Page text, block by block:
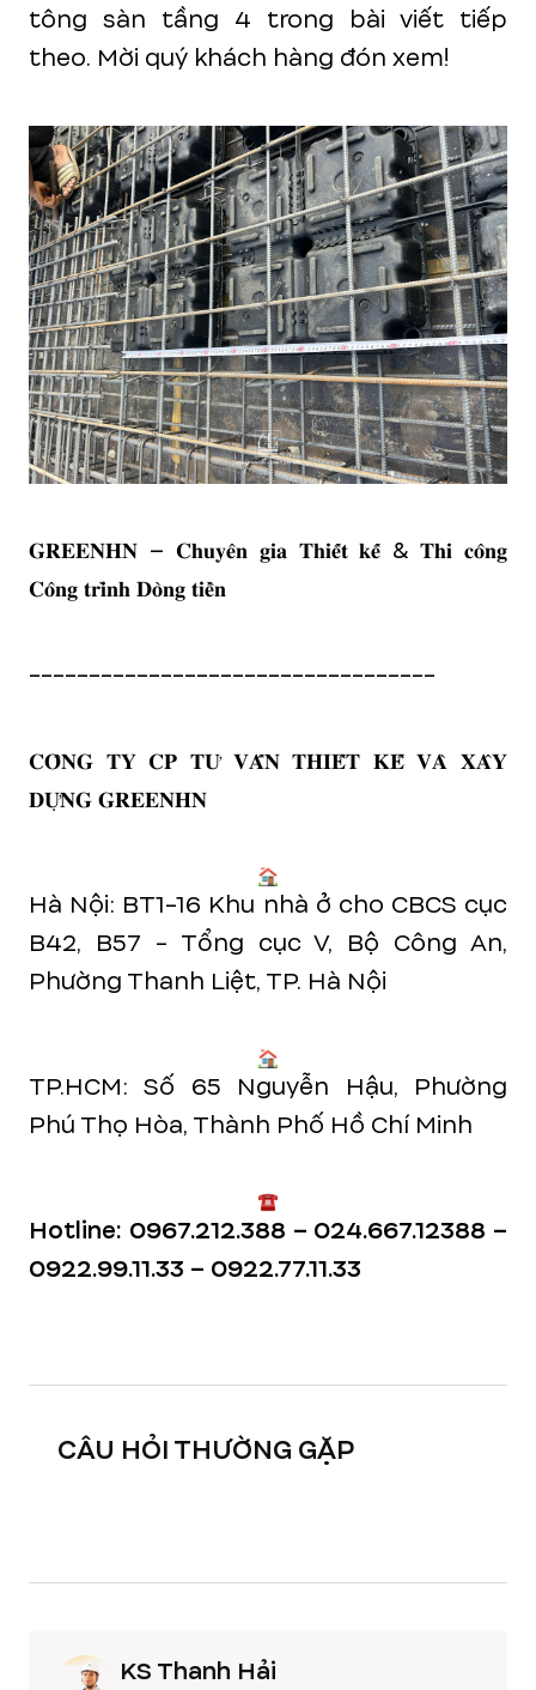
tông sàn tầng 4 trong bài viết tiếp
theo. Mời quý khách hàng đón xem!
𝐆𝐑𝐄𝐄𝐍𝐇𝐍 – 𝐂𝐡𝐮𝐲𝐞̂𝐧 𝐠𝐢𝐚 𝐓𝐡𝐢𝐞̂́𝐭 𝐤𝐞̂́ & 𝐓𝐡𝐢 𝐜𝐨̂𝐧𝐠
𝐂𝐨̂𝐧𝐠 𝐭𝐫𝐢̀𝐧𝐡 𝐃𝐨̀𝐧𝐠 𝐭𝐢𝐞̂̀𝐧
----------------------------------
𝐂𝐎̂𝐍𝐆 𝐓𝐘 𝐂𝐏 𝐓𝐔̛ 𝐕𝐀̂́𝐍 𝐓𝐇𝐈𝐄̂́𝐓 𝐊𝐄̂́ 𝐕𝐀̀ 𝐗𝐀̂𝐘
𝐃𝐔̛̣𝐍𝐆 𝐆𝐑𝐄𝐄𝐍𝐇𝐍
Hà Nội: BT1-16 Khu nhà ở cho CBCS cục
B42, B57 - Tổng cục V, Bộ Công An,
Phường Thanh Liệt, TP. Hà Nội
TP.HCM: Số 65 Nguyễn Hậu, Phường
Phú Thọ Hòa, Thành Phố Hồ Chí Minh
Hotline: 0967.212.388 – 024.667.12388 –
0922.99.11.33 – 0922.77.11.33
CÂU HỎI THƯỜNG GẶP
KS Thanh Hải